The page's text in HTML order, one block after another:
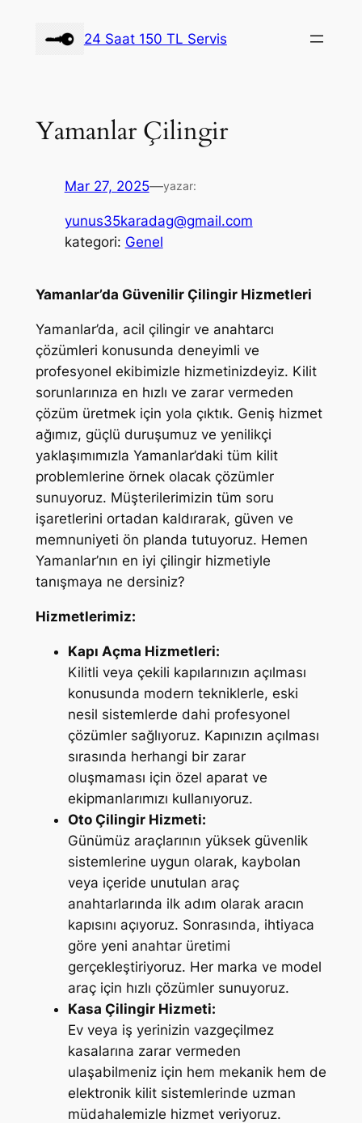
24 Saat 150 TL Servis
Yamanlar Çilingir
Mar 27, 2025—yazar:
yunus35karadag@gmail.com
kategori: Genel
Yamanlar’da Güvenilir Çilingir Hizmetleri
Yamanlar’da, acil çilingir ve anahtarcı
çözümleri konusunda deneyimli ve
profesyonel ekibimizle hizmetinizdeyiz. Kilit
sorunlarınıza en hızlı ve zarar vermeden
çözüm üretmek için yola çıktık. Geniş hizmet
ağımız, güçlü duruşumuz ve yenilikçi
yaklaşımımızla Yamanlar’daki tüm kilit
problemlerine örnek olacak çözümler
sunuyoruz. Müşterilerimizin tüm soru
işaretlerini ortadan kaldırarak, güven ve
memnuniyeti ön planda tutuyoruz. Hemen
Yamanlar’nın en iyi çilingir hizmetiyle
tanışmaya ne dersiniz?
Hizmetlerimiz:
Kapı Açma Hizmetleri:
Kilitli veya çekili kapılarınızın açılması
konusunda modern tekniklerle, eski
nesil sistemlerde dahi profesyonel
çözümler sağlıyoruz. Kapınızın açılması
sırasında herhangi bir zarar
oluşmaması için özel aparat ve
ekipmanlarımızı kullanıyoruz.
Oto Çilingir Hizmeti:
Günümüz araçlarının yüksek güvenlik
sistemlerine uygun olarak, kaybolan
veya içeride unutulan araç
anahtarlarında ilk adım olarak aracın
kapısını açıyoruz. Sonrasında, ihtiyaca
göre yeni anahtar üretimi
gerçekleştiriyoruz. Her marka ve model
araç için hızlı çözümler sunuyoruz.
Kasa Çilingir Hizmeti:
Ev veya iş yerinizin vazgeçilmez
kasalarına zarar vermeden
ulaşabilmeniz için hem mekanik hem de
elektronik kilit sistemlerinde uzman
müdahalemizle hizmet veriyoruz.